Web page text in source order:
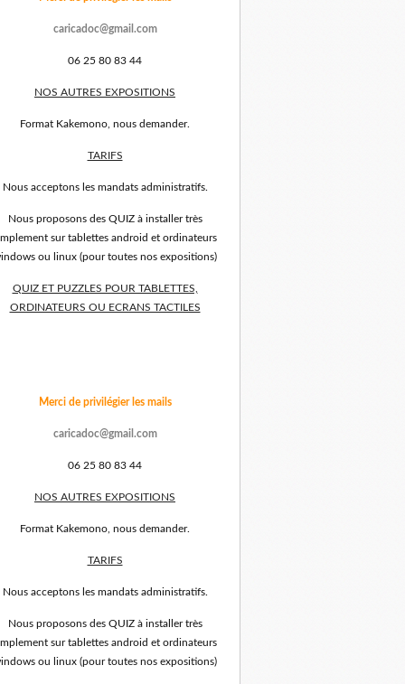
caricadoc@gmail.com
06 25 80 83 44
NOS AUTRES EXPOSITIONS
Format Kakemono, nous demander.
TARIFS
Nous acceptons les mandats administratifs.
Nous proposons des QUIZ à installer très
sur tablettes android et ordinateurs
ou linux (pour toutes nos expositions)
QUIZ ET PUZZLES POUR TABLETTES,
ORDINATEURS OU ECRANS TACTILES
Merci de privilégier les mails
caricadoc@gmail.com
06 25 80 83 44
NOS AUTRES EXPOSITIONS
Format Kakemono, nous demander.
TARIFS
Nous acceptons les mandats administratifs.
Nous proposons des QUIZ à installer très
sur tablettes android et ordinateurs
ou linux (pour toutes nos expositions)